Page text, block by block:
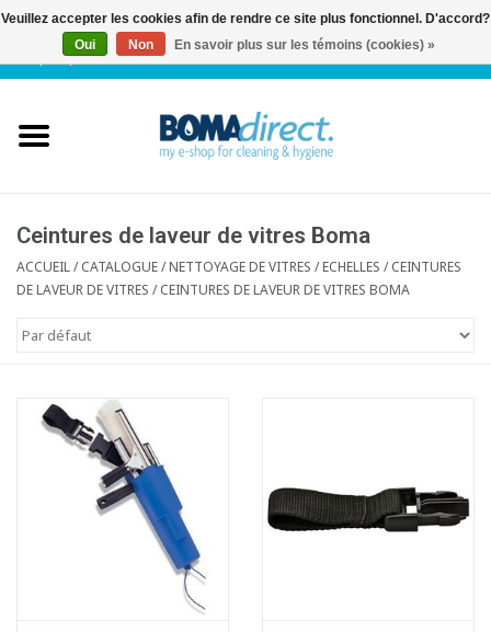
FR| 0 Articles
Service client
Blog
Ceintures de laveur de vitres Boma
ACCUEIL/CATALOGUE/NETTOYAGE DE VITRES / ECHELLES /CEINTURES
DE LAVEUR DE VITRES /CEINTURES DE LAVEUR DE VITRES BOMA
Veuillez accepter les cookies afin de rendre ce site plus fonctionnel. D'accord?
Oui
Non En savoir plus sur les témoins (cookies) »